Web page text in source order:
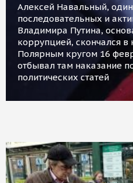
Алексей Навальный,
последовательных и
Владимира Путина,
коррупцией, скончался в
Полярным кругом 16
отбывал там наказание
политических статей